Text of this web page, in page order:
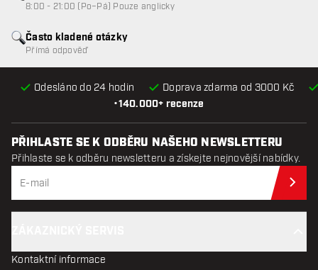
•140.000+ recenze
Odesláno do 24 hodin Doprava zdarma od 3000 Kč
Často kladené otázky
Přímá odpověď
8:00 - 21:00 (Po–Pá) Pouze anglicky
PŘIHLASTE SE K ODBĚRU NAŠEHO NEWSLETTERU
Přihlaste se k odběru newsletteru a získejte nejnovější nabídky.
Kontaktní informace